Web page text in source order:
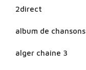
2direct
album de chansons
alger chaine 3